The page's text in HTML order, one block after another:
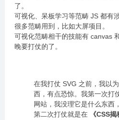
了。
可视化、呆板学习等范畴 JS 都有
很多范畴用到，比如大屏项目。
可视化范畴相干的技能有 canvas
晚要打仗的了。
在我打仗 SVG 之前，我以
西，有点恐惊。我第一次打
网站，我没理它是什么东西
第二次打仗就是在
《CSS